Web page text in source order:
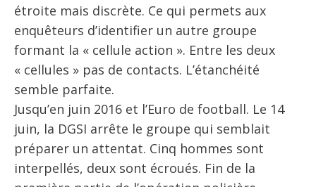
étroite mais discrète. Ce qui permets aux
enquêteurs d’identifier un autre groupe
formant la « cellule action ». Entre les deux
« cellules » pas de contacts. L’étanchéité
semble parfaite.
Jusqu’en juin 2016 et l’Euro de football. Le 14
juin, la DGSI arrête le groupe qui semblait
préparer un attentat. Cinq hommes sont
interpellés, deux sont écroués. Fin de la